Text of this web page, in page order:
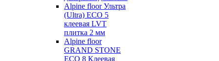
Alpine floor Ультра
(Ultra) ECO 5
клеевая LVT
плитка 2 мм
Alpine floor
GRAND STONE
ECO 8 Клеевая